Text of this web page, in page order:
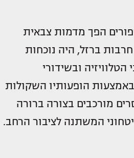
הפך מדמות צבאית
ברזל, היה נוכחות
ובשידורי
הופעותיו השקולות
מורכבים בצורה ברורה
המשתנה לציבור הרחב.